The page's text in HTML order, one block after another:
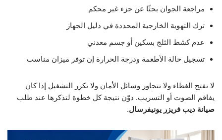
مراجعة الجوان بحثًا عن جزء غير محكم
ترك التهوية الخارجية المحددة في دليل الجهاز
عدم كشط الثلج بسكين أو جسم معدني
تسجيل حالة الأطعمة ودرجة الحرارة إن توفر ميزان مناسب
لا تفتح الغطاء ولا تتجاوز وسائل الأمان ولا تكرر التشغيل إذا كان
يفاقم الصوت أو التسريب. دوّن نتيجة كل خطوة لتذكرها عند طلب
صيانة ديب فريزر يونيفرسال.